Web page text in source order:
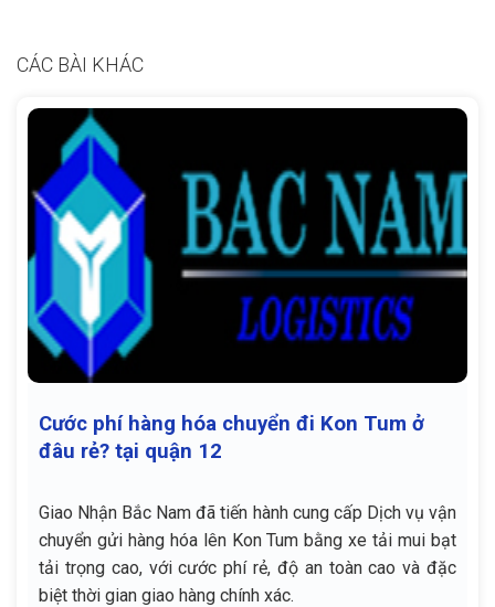
CÁC BÀI KHÁC
Cước phí hàng hóa chuyển đi Kon Tum ở
đâu rẻ? tại quận 12
Giao Nhận Bắc Nam đã tiến hành cung cấp Dịch vụ vận
chuyển gửi hàng hóa lên Kon Tum bằng xe tải mui bạt
tải trọng cao, với cước phí rẻ, độ an toàn cao và đặc
biệt thời gian giao hàng chính xác.